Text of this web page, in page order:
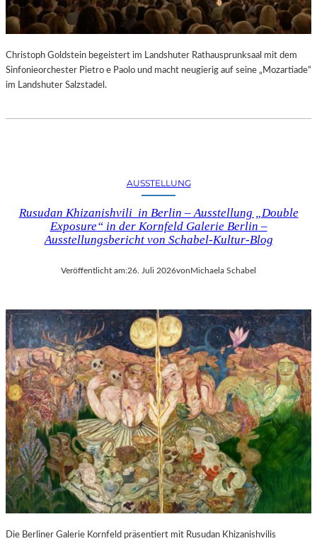
Christoph Goldstein begeistert im Landshuter Rathausprunksaal mit dem
Sinfonieorchester Pietro e Paolo und macht neugierig auf seine „Mozartiade“
im Landshuter Salzstadel.
AUSSTELLUNG
Rusudan Khizanishvili in Berlin – Ausstellung „Double
Exposure“ in der Kornfeld Galerie Berlin –
Ausstellungsbericht von Schabel-Kultur-Blog
Veröffentlicht am:26. Juli 2026von Michaela Schabel
Die Berliner Galerie Kornfeld präsentiert mit Rusudan Khizanishvilis